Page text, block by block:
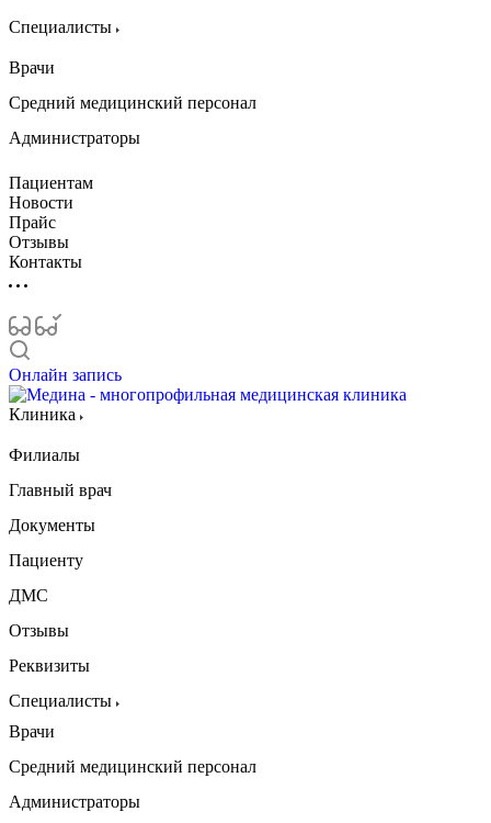
Специалисты
Врачи
Средний медицинский персонал
Администраторы
Пациентам
Новости
Прайс
Отзывы
Контакты
Онлайн запись
Клиника
Филиалы
Главный врач
Документы
Пациенту
ДМС
Отзывы
Реквизиты
Специалисты
Врачи
Средний медицинский персонал
Администраторы